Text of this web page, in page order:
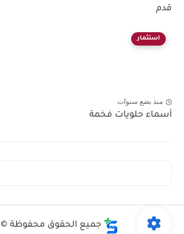
قدم
استثمار
منذ بضع سنوات
أسماء حلويات فخمة
جميع الحقوق محفوظة ©